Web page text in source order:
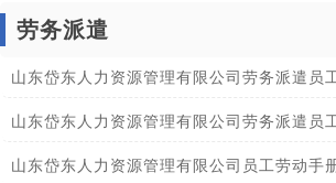
劳务派遣
山东岱东人力资源管理有限公司劳务派遣员
山东岱东人力资源管理有限公司劳务派遣员
山东岱东人力资源管理有限公司员工劳动手